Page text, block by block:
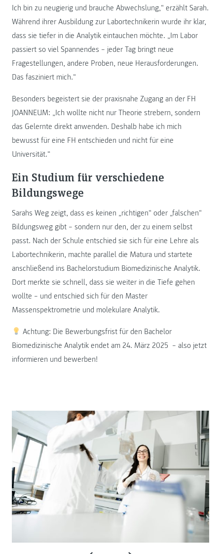
Ich bin zu neugierig und brauche Abwechslung,“ erzählt Sarah.
Während ihrer Ausbildung zur Labortechnikerin wurde ihr klar,
dass sie tiefer in die Analytik eintauchen möchte. „Im Labor
passiert so viel Spannendes – jeder Tag bringt neue
Fragestellungen, andere Proben, neue Herausforderungen.
Das fasziniert mich.“
Besonders begeistert sie der praxisnahe Zugang an der FH
JOANNEUM: „Ich wollte nicht nur Theorie strebern, sondern
das Gelernte direkt anwenden. Deshalb habe ich mich
bewusst für eine FH entschieden und nicht für eine
Universität.“
Ein Studium für verschiedene
Bildungswege
Sarahs Weg zeigt, dass es keinen „richtigen“ oder „falschen“
Bildungsweg gibt – sondern nur den, der zu einem selbst
passt. Nach der Schule entschied sie sich für eine Lehre als
Labortechnikerin, machte parallel die Matura und startete
anschließend ins Bachelorstudium Biomedizinische Analytik.
Dort merkte sie schnell, dass sie weiter in die Tiefe gehen
wollte – und entschied sich für den Master
Massenspektrometrie und molekulare Analytik.
Achtung: Die Bewerbungsfrist für den Bachelor
Biomedizinische Analytik endet am 24. März 2025 – also jetzt
informieren und bewerben!